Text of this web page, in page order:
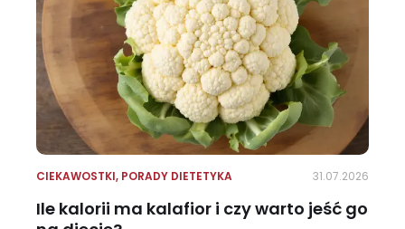
CIEKAWOSTKI, PORADY DIETETYKA 31.07.2026
Ile kalorii ma kalafior i czy warto jeść go